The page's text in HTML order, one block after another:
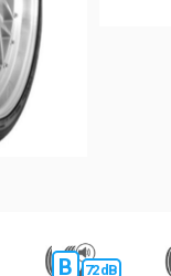
B 72 dB